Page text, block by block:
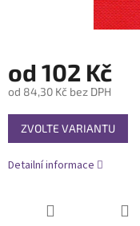
od 102 Kč
od 84,30 Kč bez DPH
Měrná
cena:
ZVOLTE VARIANTU
Detailní informace